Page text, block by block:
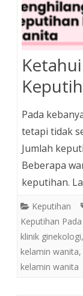
Pada
tetapi tidak
Jumlah
Beberapa
keputihan.
Keputihan
Keputihan
klinik ginekologi,
kelamin wanita,
kelamin wanita